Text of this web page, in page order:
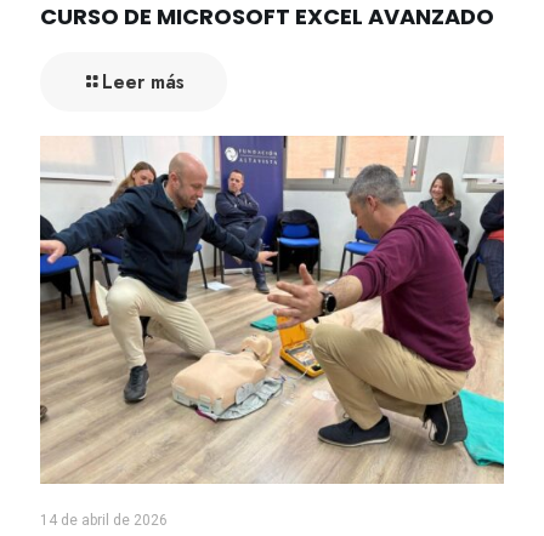
CURSO DE MICROSOFT EXCEL AVANZADO
Leer más
14 de abril de 2026